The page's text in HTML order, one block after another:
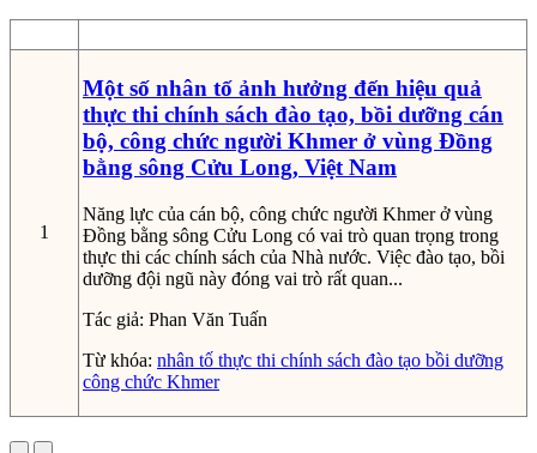
1
Một số nhân tố ảnh hưởng đến hiệu quả
thực thi chính sách đào tạo, bồi dưỡng cán
bộ, công chức người Khmer ở vùng Đồng
bằng sông Cửu Long, Việt Nam
Năng lực của cán bộ, công chức người Khmer ở vùng
Đồng bằng sông Cửu Long có vai trò quan trọng trong
thực thi các chính sách của Nhà nước. Việc đào tạo, bồi
dưỡng đội ngũ này đóng vai trò rất quan...
Tác giả: Phan Văn Tuấn
Từ khóa: nhân tố thực thi chính sách đào tạo bồi dưỡng
công chức Khmer